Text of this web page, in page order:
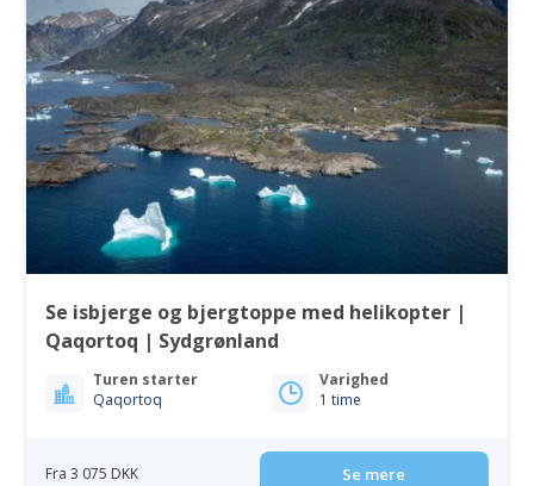
Se isbjerge og bjergtoppe med helikopter |
Qaqortoq | Sydgrønland
Turen starter
Qaqortoq
Varighed
1 time
Fra 3 075 DKK Se mere